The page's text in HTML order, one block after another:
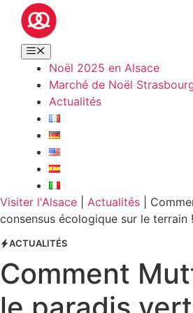
Noël 2025 en Alsace
Marché de Noël
Actualités
Visiter l'Alsace Actualités
consensus écologique sur le terrain !
ACTUALITÉS
Comment